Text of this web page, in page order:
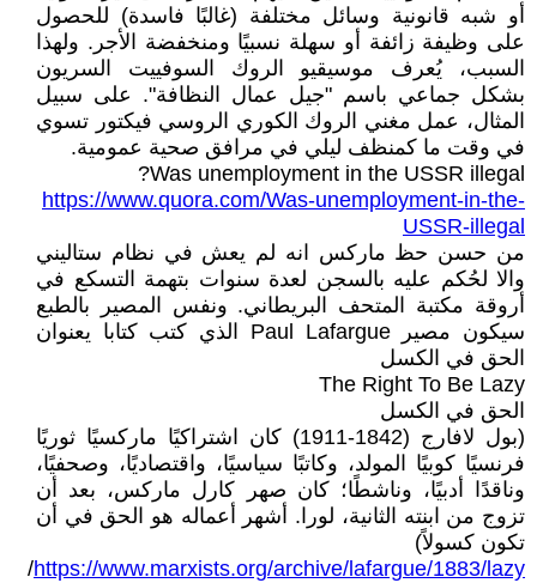
أو شبه قانونية وسائل مختلفة (غالبًا فاسدة) للحصول
على وظيفة زائفة أو سهلة نسبيًا ومنخفضة الأجر. ولهذا
السبب، يُعرف موسيقيو الروك السوفييت السريون
بشكل جماعي باسم "جيل عمال النظافة". على سبيل
المثال، عمل مغني الروك الكوري الروسي فيكتور تسوي
في وقت ما كمنظف ليلي في مرافق صحية عمومية.
Was unemployment in the USSR illegal?
https://www.quora.com/Was-unemployment-in-the-
USSR-illegal
من حسن حظ ماركس انه لم يعش في نظام ستاليني
والا لحُكم عليه بالسجن لعدة سنوات بتهمة التسكع في
أروقة مكتبة المتحف البريطاني. ونفس المصير بالطبع
سيكون مصير Paul Lafargue الذي كتب كتابا يعنوان
الحق في الكسل
The Right To Be Lazy
الحق في الكسل
(بول لافارج (1842-1911) كان اشتراكيًا ماركسيًا ثوريًا
فرنسيًا كوبيًا المولد، وكاتبًا سياسيًا، واقتصاديًا، وصحفيًا،
وناقدًا أدبيًا، وناشطًا؛ كان صهر كارل ماركس، بعد أن
تزوج من ابنته الثانية، لورا. أشهر أعماله هو الحق في أن
تكون كسولاً)
https://www.marxists.org/archive/lafargue/1883/lazy
/